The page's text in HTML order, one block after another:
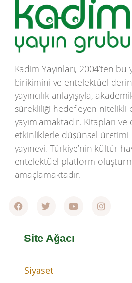
Kadim Yayınları, 2004’ten
birikimini ve entelektüel
yayıncılık anlayışıyla,
sürekliliği hedefleyen nitelikli
yayımlamaktadır. Kitapları
etkinliklerle düşünsel üretimi
yayınevi, Türkiye’nin kültür
entelektüel platform
amaçlamaktadır.
Site Ağacı
Siyaset